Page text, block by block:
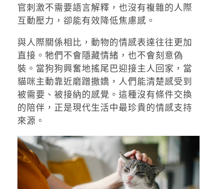
官刺激不需要語言解釋，也沒有複雜的人際
互動壓力，卻能有效降低焦慮感。
與人際關係相比，動物的情感表達往往更加
直接。牠們不會隱藏情緒，也不會刻意偽
裝。當狗狗興奮地搖尾巴迎接主人回家，當
貓咪主動靠近磨蹭撒嬌，人們能清楚感受到
被需要、被接納的感覺。這種沒有條件交換
的陪伴，正是現代生活中最珍貴的情感支持
來源。